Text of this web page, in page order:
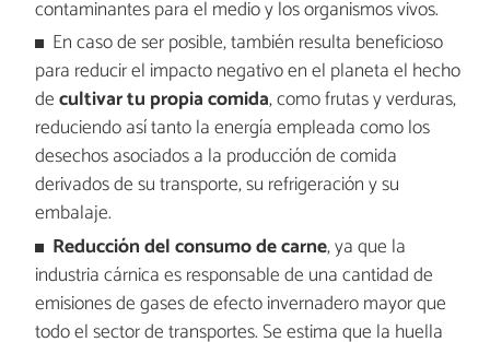
contaminantes para el medio y los organismos vivos.
En caso de ser posible, también resulta beneficioso
para reducir el impacto negativo en el planeta el hecho
decultivar tu propia comida, como frutas y verduras,
reduciendo así tanto la energía empleada como los
desechos asociados a la producción de comida
derivados de su transporte, su refrigeración y su
embalaje.
Reducción del consumo de carne, ya que la
industria cárnica es responsable de una cantidad de
emisiones de gases de efecto invernadero mayor que
todo el sector de transportes. Se estima que la huella